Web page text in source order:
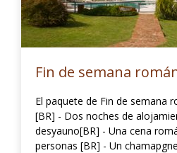
Fin de semana
El paquete de Fin de semana
[BR] - Dos noches de
desyauno[BR] - Una cena
personas [BR] - Un